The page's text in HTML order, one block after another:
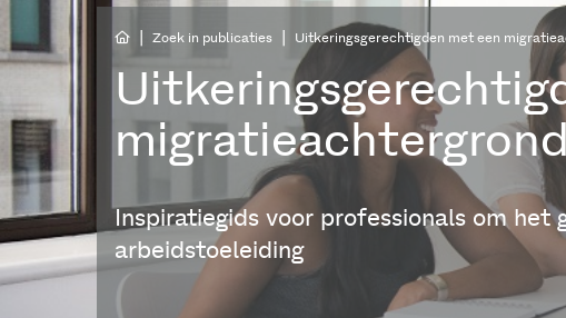
Zoek in publicaties Uitkeringsgerechtigden met een
Inspiratiegids voor professionals om het
arbeidstoeleiding